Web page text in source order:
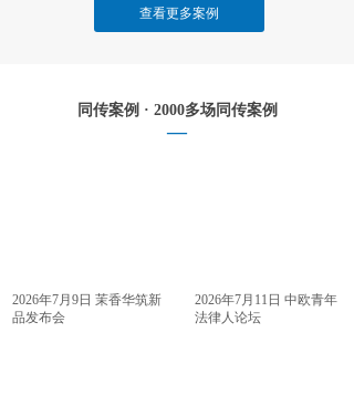
查看更多案例
同传案例 · 2000多场同传案例
—
2026年7月9日 茉香华筑新
品发布会
2026年7月11日 中欧青年
法律人论坛